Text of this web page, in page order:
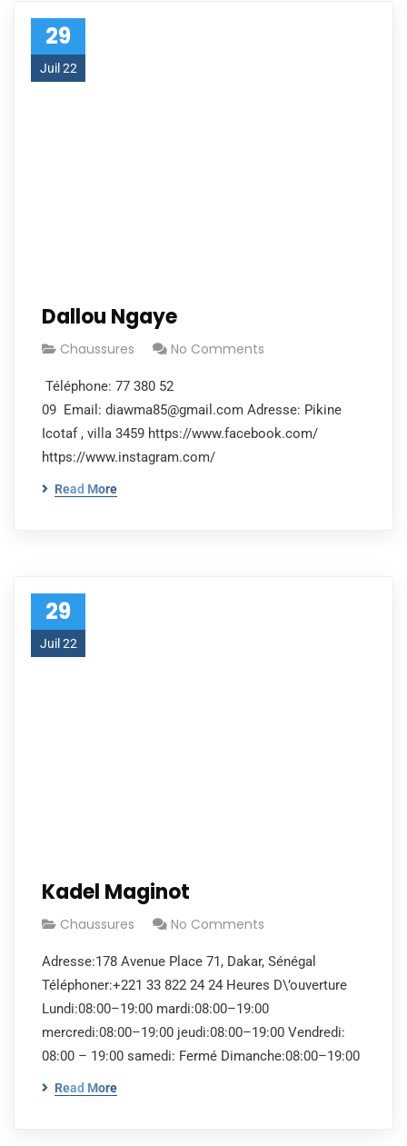
29
Juil 22
Dallou Ngaye
Chaussures No Comments
Téléphone: 77 380 52
09 Email: diawma85@gmail.com Adresse: Pikine
Icotaf , villa 3459 https://www.facebook.com/
https://www.instagram.com/
Read More
29
Juil 22
Kadel Maginot
Chaussures No Comments
Adresse:178 Avenue Place 71, Dakar, Sénégal
Téléphoner:+221 33 822 24 24 Heures D\’ouverture
Lundi:08:00–19:00 mardi:08:00–19:00
mercredi:08:00–19:00 jeudi:08:00–19:00 Vendredi:
08:00 – 19:00 samedi: Fermé Dimanche:08:00–19:00
Read More